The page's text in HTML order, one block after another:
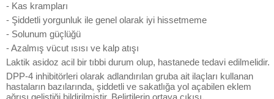
- Kas krampları
- Şiddetli yorgunluk ile genel olarak iyi hissetmeme
- Solunum güçlüğü
- Azalmış vücut ısısı ve kalp atışı
Laktik asidoz acil bir tıbbi durum olup, hastanede tedavi edilmelidir.
DPP-4 inhibitörleri olarak adlandırılan gruba ait ilaçları kullanan
hastaların bazılarında, şiddetli ve sakatlığa yol açabilen eklem
ağrısı geliştiği bildirilmiştir. Belirtilerin ortaya çıkışı,